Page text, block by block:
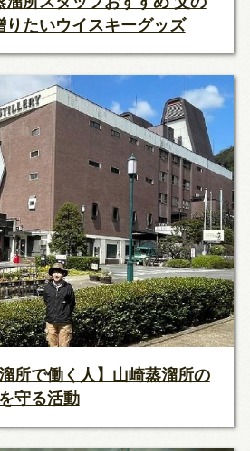
りたいウイスキーグッズ
溜所で働く人】山崎蒸溜所の
守る活動